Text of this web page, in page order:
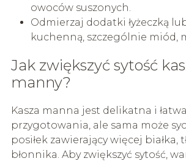
owoców suszonych.
Odmierzaj dodatki łyżeczką
kuchenną, szczególnie miód,
Jak zwiększyć sytość
manny?
Kasza manna jest delikatna i
przygotowania, ale sama może
posiłek zawierający więcej białka,
błonnika. Aby zwiększyć sytość,